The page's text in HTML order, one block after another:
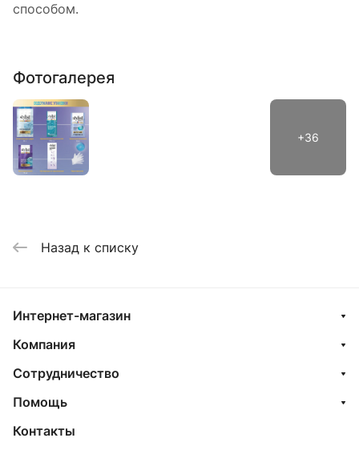
способом.
Фотогалерея
Назад к списку
Интернет-магазин
Компания
Сотрудничество
Помощь
Контакты